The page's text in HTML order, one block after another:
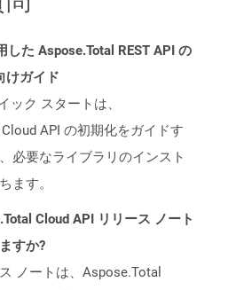
した Aspose.Total REST API の
けガイド
ック スタートは、
API の初期化をガイドす
必要なライブラリのインスト
ます。
Cloud API リリース ノート
すか?
ノートは、Aspose.Total